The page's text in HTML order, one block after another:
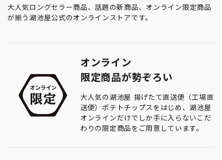
大人気ロングセラー商品、話題の新商品、オンライン限定商品
が揃う湖池屋公式のオンラインストアです。
オンライン
限定商品が勢ぞろい
大人気の湖池屋 揚げたて直送便（工場直
送便）ポテトチップスをはじめ、湖池屋
オンラインだけでしか手に入らないこだ
わりの限定商品をご用意しています。